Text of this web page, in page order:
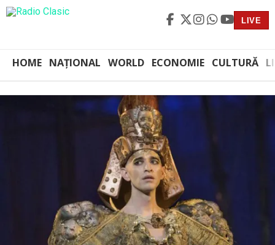
LIVE
HOME NAȚIONAL WORLD ECONOMIE CULTURĂ